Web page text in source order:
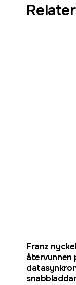
Franz
återvunnen